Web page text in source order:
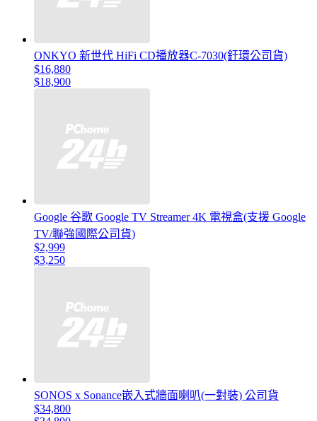
ONKYO 新世代 HiFi CD播放器C-7030(釪環公司貨)
$16,880
$18,900
Google 谷歌 Google TV Streamer 4K 電視盒(支援 Google
TV/聯強國際公司貨)
$2,999
$3,250
SONOS x Sonance嵌入式牆面喇叭(一對裝) 公司貨
$34,800